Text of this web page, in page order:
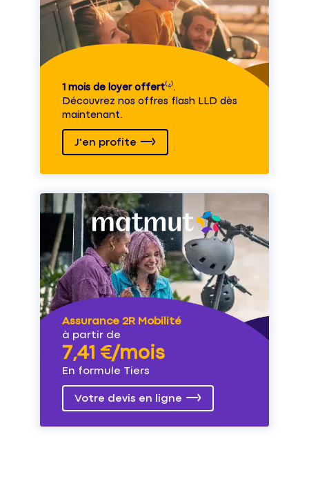
1 mois de loyer offert⁽⁴⁾.
Découvrez nos offres flash LLD dès
maintenant.
J'en profite
Assurance 2R Mobilité
à partir de
7,41 €/mois
En formule Tiers
Votre devis en ligne